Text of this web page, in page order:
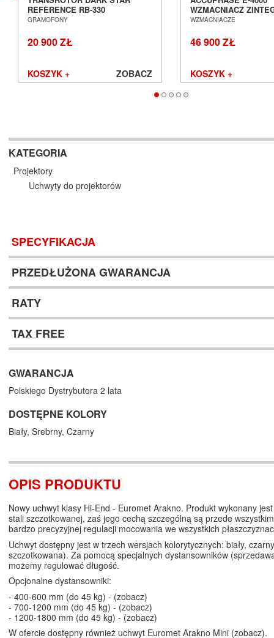
REFERENCE RB-330
GRAMOFON ANALOGOWY
GRAMOFONY
20 900 ZŁ
KOSZYK + ZOBACZ
WZMACNIACZ
SALON POZNAŃ
WZMACNIACZE
46 900 ZŁ
KOSZYK +
KATEGORIA
Projektory
Uchwyty do projektorów
SPECYFIKACJA
PRZEDŁUŻONA GWARANCJA
RATY
TAX FREE
GWARANCJA
Polskiego Dystrybutora 2 lata
DOSTĘPNE KOLORY
Biały, Srebrny, Czarny
OPIS PRODUKTU
Nowy uchwyt klasy Hi-End - Euromet Arakno. Produkt wykonany jest
stali szczotkowanej, zaś jego cechą szczególną są przede
bardzo precyzyjnej regulacji mocowania we wszystkich
Uchwyt dostępny jest w trzech wersjach kolorytycznych: biały,
szczotkowana). Za pomocą specjalnych dystansowników
możemy regulować długość.
Opcjonalne dystansowniki:
- 400-600 mm (do 45 kg) - (zobacz)
- 700-1200 mm (do 45 kg) - (zobacz)
- 1200-1800 mm (do 45 kg) - (zobacz)
W ofercie dostępny również uchwyt Euromet Arakno Mini (zobacz).